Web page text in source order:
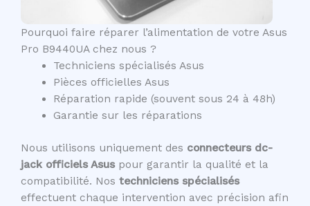
Pourquoi faire réparer l’alimentation de votre Asus
Pro B9440UA chez nous ?
Techniciens spécialisés Asus
Pièces officielles Asus
Réparation rapide (souvent sous 24 à 48h)
Garantie sur les réparations
Nous utilisons uniquement des connecteurs dc-
jack officiels Asuspour garantir la qualité et la
compatibilité. Nos techniciens spécialisés
effectuent chaque intervention avec précision afin